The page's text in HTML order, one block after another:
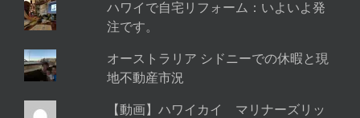
ハワイで自宅リフォーム：いよいよ発
注です。
オーストラリア シドニーでの休暇と現
地不動産市況
【動画】ハワイカイ マリナーズリッ